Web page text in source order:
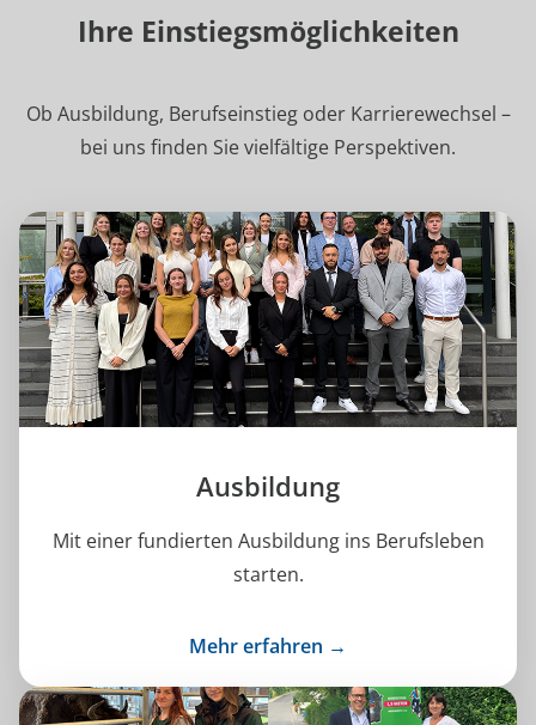
Ihre Einstiegsmöglichkeiten
Ob Ausbildung, Berufseinstieg oder Karrierewechsel –
bei uns finden Sie vielfältige Perspektiven.
Ausbildung
Mit einer fundierten Ausbildung ins Berufsleben
starten.
Mehr erfahren →